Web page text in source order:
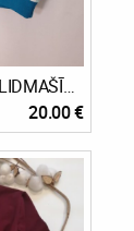
Izm.: 80 Komplekts LIDMAŠĪNAS
20.00 €